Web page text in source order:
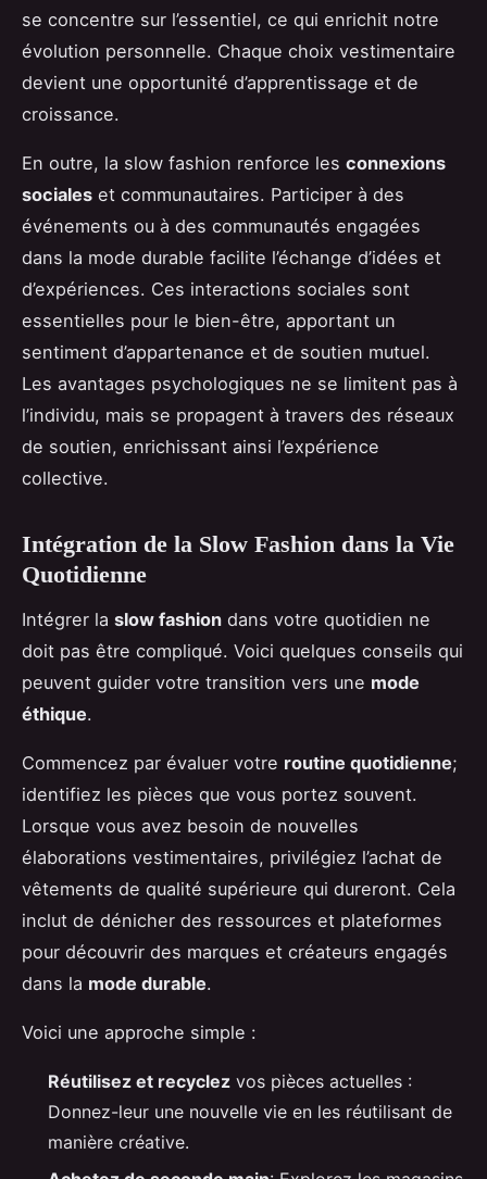
se concentre sur l’essentiel, ce qui enrichit notre
évolution personnelle. Chaque choix vestimentaire
devient une opportunité d’apprentissage et de
croissance.
En outre, la slow fashion renforce les connexions
sociales et communautaires. Participer à des
événements ou à des communautés engagées
dans la mode durable facilite l’échange d’idées et
d’expériences. Ces interactions sociales sont
essentielles pour le bien-être, apportant un
sentiment d’appartenance et de soutien mutuel.
Les avantages psychologiques ne se limitent pas à
l’individu, mais se propagent à travers des réseaux
de soutien, enrichissant ainsi l’expérience
collective.
Intégration de la Slow Fashion dans la Vie
Quotidienne
Intégrer la slow fashion dans votre quotidien ne
doit pas être compliqué. Voici quelques conseils qui
peuvent guider votre transition vers une mode
éthique.
Commencez par évaluer votre routine quotidienne;
identifiez les pièces que vous portez souvent.
Lorsque vous avez besoin de nouvelles
élaborations vestimentaires, privilégiez l’achat de
vêtements de qualité supérieure qui dureront. Cela
inclut de dénicher des ressources et plateformes
pour découvrir des marques et créateurs engagés
dans la mode durable.
Voici une approche simple :
Réutilisez et recyclez vos pièces actuelles :
Donnez-leur une nouvelle vie en les réutilisant de
manière créative.